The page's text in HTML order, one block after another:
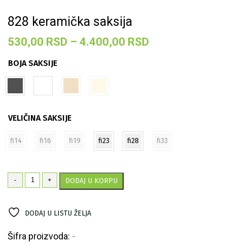
828 keramička saksija
530,00 RSD – 4.400,00 RSD
BOJA SAKSIJE
VELIČINA SAKSIJE
fi14 fi16 fi19 fi23 fi28 fi33
-
828
keramička
+ DODAJ U KORPU
DODAJ U LISTU ŽELJA
Šifra proizvoda: -